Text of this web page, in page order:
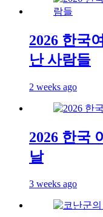
2026 한국
난 사람들
2 weeks ago
2026 한국
날
3 weeks ago